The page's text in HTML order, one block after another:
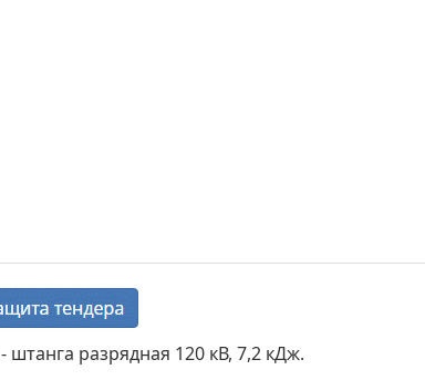
- штанга разрядная 120 кВ, 7,2 кДж.